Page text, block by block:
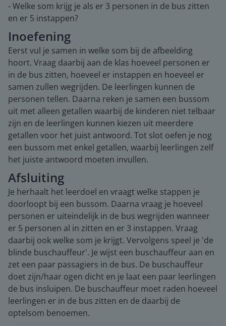
- Welke som krijg je als er 3 personen in de bus zitten
en er 5 instappen?
Inoefening
Eerst vul je samen in welke som bij de afbeelding
hoort. Vraag daarbij aan de klas hoeveel personen er
in de bus zitten, hoeveel er instappen en hoeveel er
samen zullen wegrijden. De leerlingen kunnen de
personen tellen. Daarna reken je samen een bussom
uit met alleen getallen waarbij de kinderen niet telbaar
zijn en de leerlingen kunnen kiezen uit meerdere
getallen voor het juist antwoord. Tot slot oefen je nog
een bussom met enkel getallen, waarbij leerlingen zelf
het juiste antwoord moeten invullen.
Afsluiting
Je herhaalt het leerdoel en vraagt welke stappen je
doorloopt bij een bussom. Daarna vraag je hoeveel
personen er uiteindelijk in de bus wegrijden wanneer
er 5 personen al in zitten en er 3 instappen. Vraag
daarbij ook welke som je krijgt. Vervolgens speel je 'de
blinde buschauffeur'. Je wijst een buschauffeur aan en
zet een paar passagiers in de bus. De buschauffeur
doet zijn/haar ogen dicht en je laat een paar leerlingen
de bus insluipen. De buschauffeur moet raden hoeveel
leerlingen er in de bus zitten en de daarbij de
optelsom benoemen.